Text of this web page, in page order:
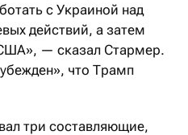
с Украиной над
действий, а затем
— сказал Стармер.
что Трамп
три составляющие,